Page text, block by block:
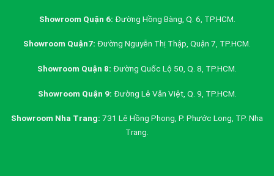
Showroom Quận 6: Đường Hồng Bàng, Q. 6, TP.HCM.
Showroom Quận7: Đường Nguyễn Thị Thập, Quận 7, TP.HCM.
Showroom Quận 8: Đường Quốc Lộ 50, Q. 8, TP.HCM.
Showroom Quận 9: Đường Lê Văn Việt, Q. 9, TP.HCM.
Showroom Nha Trang: 731 Lê Hồng Phong, P. Phước Long, TP. Nha
Trang.